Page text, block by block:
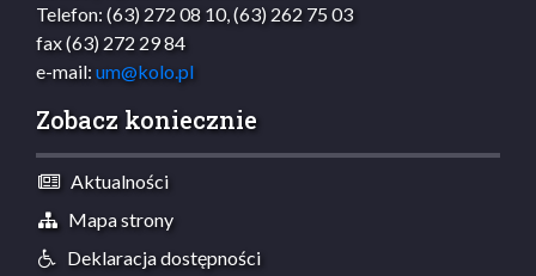
Telefon: (63) 272 08 10, (63) 262 75 03
fax (63) 272 29 84
e-mail: um@kolo.pl
Zobacz koniecznie
Aktualności
Mapa strony
Deklaracja dostępności